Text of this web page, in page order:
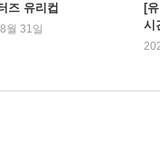
즈 유리컵
월 31일
[
시